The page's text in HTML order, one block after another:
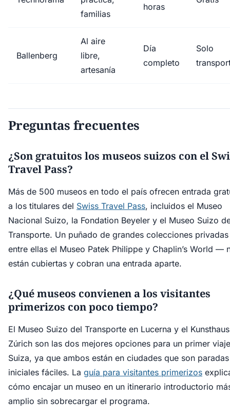
familias
horas
Ballenberg
Al aire
libre,
artesanía
Día
completo
Solo
Preguntas frecuentes
¿Son gratuitos los museos suizos con el
Travel Pass?
Más de 500 museos en todo el país ofrecen entrada
a los titulares del Swiss Travel Pass, incluidos el Museo
Nacional Suizo, la Fondation Beyeler y el Museo Suizo
Transporte. Un puñado de grandes colecciones
entre ellas el Museo Patek Philippe y Chaplin’s World —
están cubiertas y cobran una entrada aparte.
¿Qué museos convienen a los visitantes
primerizos con poco tiempo?
El Museo Suizo del Transporte en Lucerna y el
Zúrich son las dos mejores opciones para un primer
Suiza, ya que ambos están en ciudades que son paradas
iniciales fáciles. La guía para visitantes primerizos
cómo encajar un museo en un itinerario introductorio
amplio sin sobrecargar el programa.